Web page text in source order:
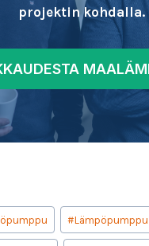
projektin kohdalla.
#Lämpöpumppu